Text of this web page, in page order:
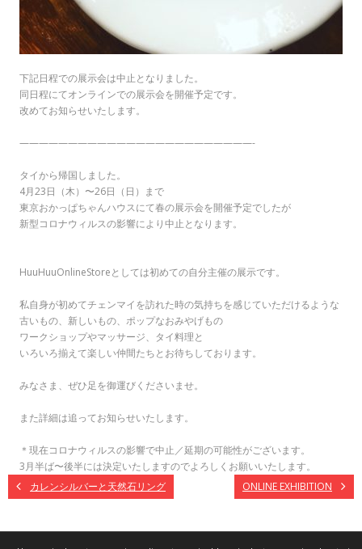
下記日程での展示会は中止となりました。
同日程にてオンラインでの展示会を開催予定です。
改めてお知らせいたします。
————————————————————————-
タイから帰国しました。
4月23日（木）〜26日（日）まで
東京おかっぱちゃんハウスにて春の展示会を開催予定でしたが
新型コロナウィルスの影響により中止となります。
HuuHuuOnlineStoreとしては初めての自分主催の展示です。
私自身が初めてチェンマイを訪れた時の気持ちを感じていただけるような
古いもの、新しいもの、ポップなおみやげもの
ワークショップやマッサージ、タイ料理と
いろいろ揃えて楽しい仲間たちとお待ちしております。
みなさま、ぜひ足を御運びくださいませ。
また詳細は追ってお知らせいたします。
＊現在コロナウィルスの影響で中止／延期の可能性がございます。
3月半ば〜後半には決定いたしますのでよろしくお願いいたします。
カレンシルバーと天然石リング
ONLINE EXHIBITION